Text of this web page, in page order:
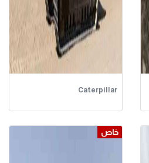
Caterpillar
خاص